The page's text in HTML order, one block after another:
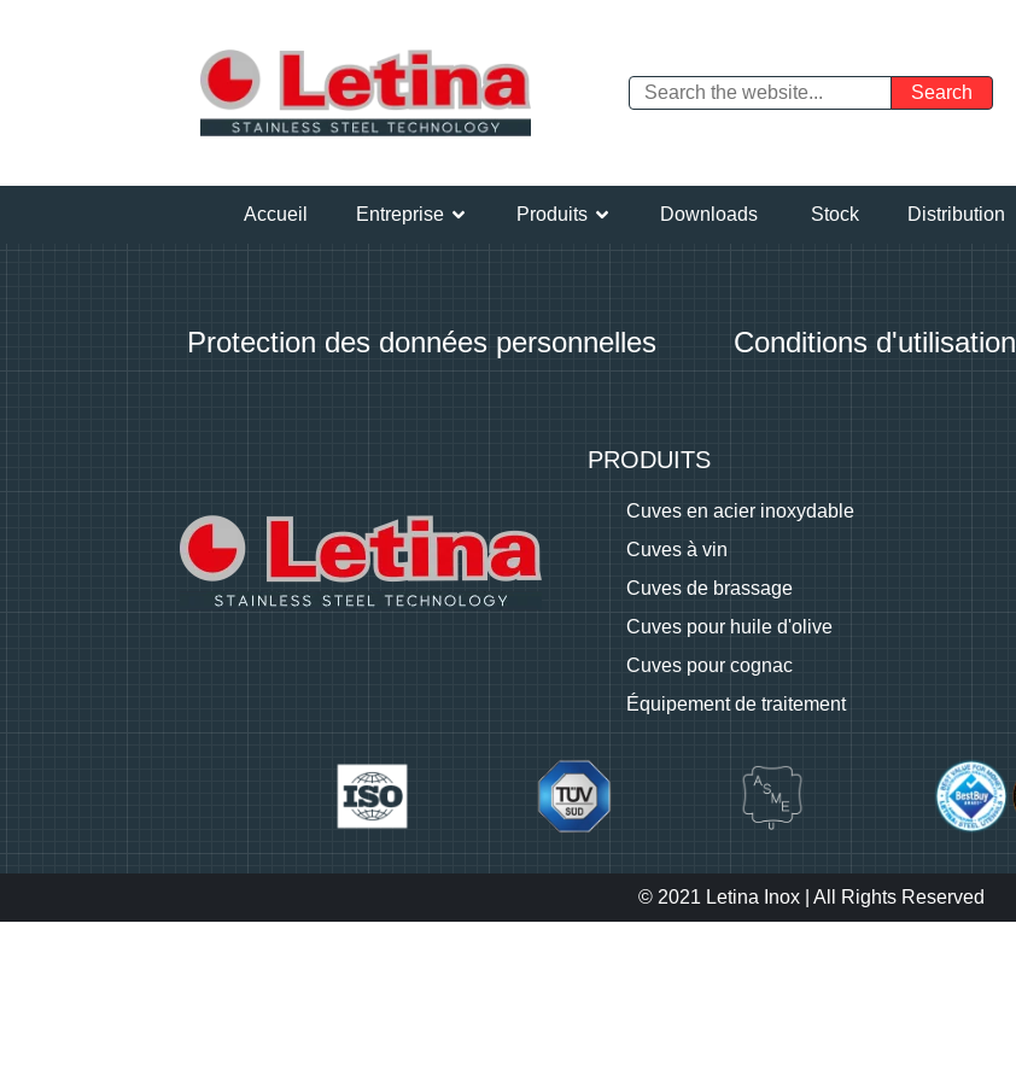
Accueil Entreprise Produits Downloads Stock Distribution
Protection des données personnelles Conditions d'utilisation
PRODUITS
Cuves en acier inoxydable
Cuves à vin
Cuves de brassage
Cuves pour huile d'olive
Cuves pour cognac
Équipement de traitement
© 2021 Letina Inox | All Rights Reserved